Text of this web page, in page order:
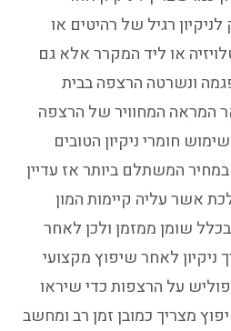
רגיל של רהיטים או
או ליד המקרר אלא גם
ונשרטה הרצפה בבית
המראה המחוויר של הרצפה
חומרי ניקיון הטובים
במחיר המשתלם ביותר אז עדיין
אשר עליה קיימות המון
שומן ממזמן ולכן לאחר
ניקיון לאחר שיפוץ מקצועי
על הרצפות כדי שיראו
מצריך כמובן זמן רב ומחשב